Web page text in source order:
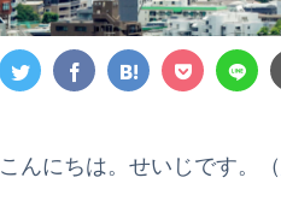
こんにちは。せいじです。（